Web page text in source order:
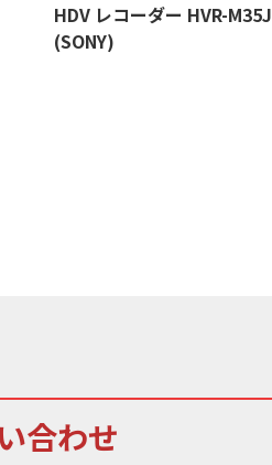
HDV レコーダー HVR-M35J
(SONY)
合わせ